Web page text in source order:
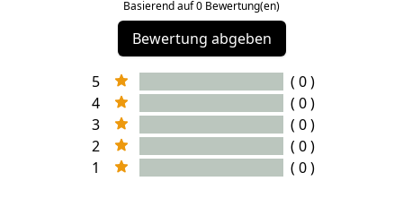
Basierend auf 0 Bewertung(en)
Bewertung abgeben
5
( 0 )
4
( 0 )
3
( 0 )
2
( 0 )
1
( 0 )